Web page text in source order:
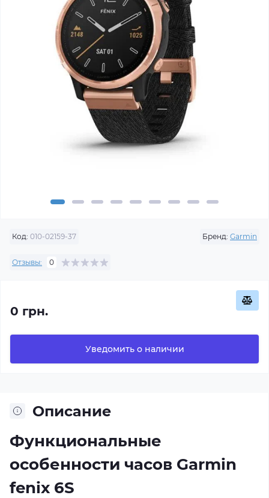
Код: 010-02159-37 Бренд: Garmin
Отзывы: 0
0 грн.
Уведомить о наличии
Описание
Функциональные
особенности часов Garmin
fenix 6S